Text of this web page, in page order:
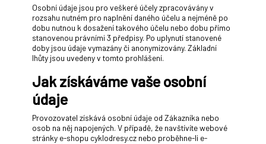
Osobní údaje jsou pro veškeré účely zpracovávány v
rozsahu nutném pro naplnění daného účelu a nejméně po
dobu nutnou k dosažení takového účelu nebo dobu přímo
stanovenou právními 3 předpisy. Po uplynutí stanovené
doby jsou údaje vymazány či anonymizovány. Základní
lhůty jsou uvedeny v tomto prohlášení.
Jak získáváme vaše osobní
údaje
Provozovatel získává osobní údaje od Zákazníka nebo
osob na něj napojených. V případě, že navštívíte webové
stránky e-shopu cyklodresy.cz nebo proběhne-li e-